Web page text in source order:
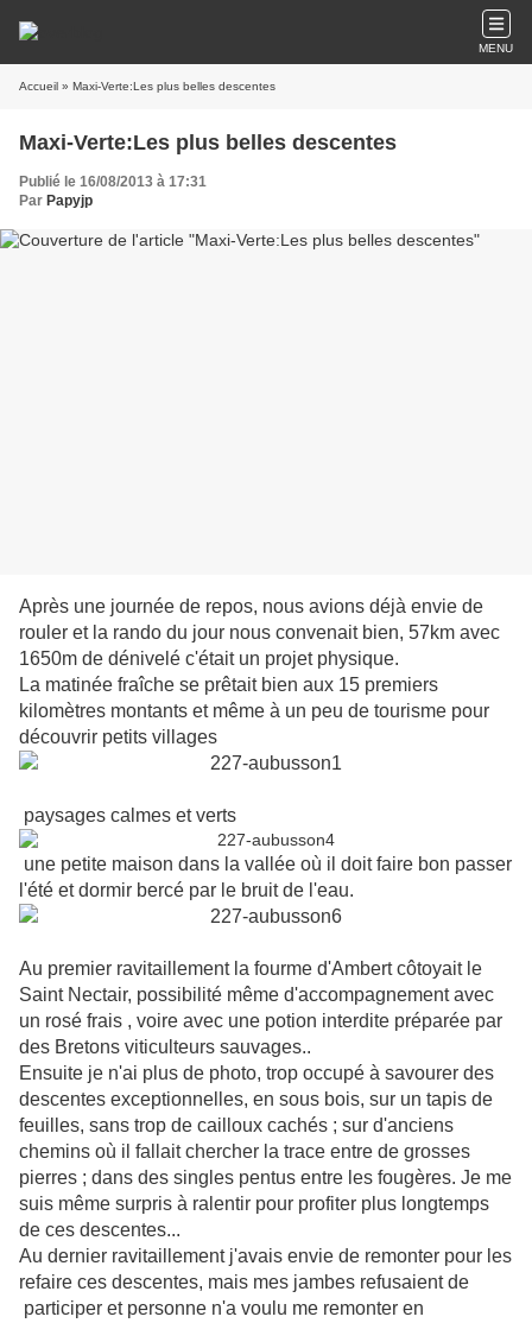
MENU
Accueil » Maxi-Verte:Les plus belles descentes
Maxi-Verte:Les plus belles descentes
Publié le 16/08/2013 à 17:31
Par Papyjp
Après une journée de repos, nous avions déjà envie de
rouler et la rando du jour nous convenait bien, 57km avec
1650m de dénivelé c'était un projet physique.
La matinée fraîche se prêtait bien aux 15 premiers
kilomètres montants et même à un peu de tourisme pour
découvrir petits villages
paysages calmes et verts
une petite maison dans la vallée où il doit faire bon passer
l'été et dormir bercé par le bruit de l'eau.
Au premier ravitaillement la fourme d'Ambert côtoyait le
Saint Nectair, possibilité même d'accompagnement avec
un rosé frais , voire avec une potion interdite préparée par
des Bretons viticulteurs sauvages..
Ensuite je n'ai plus de photo, trop occupé à savourer des
descentes exceptionnelles, en sous bois, sur un tapis de
feuilles, sans trop de cailloux cachés ; sur d'anciens
chemins où il fallait chercher la trace entre de grosses
pierres ; dans des singles pentus entre les fougères. Je me
suis même surpris à ralentir pour profiter plus longtemps
de ces descentes...
Au dernier ravitaillement j'avais envie de remonter pour les
refaire ces descentes, mais mes jambes refusaient de
participer et personne n'a voulu me remonter en